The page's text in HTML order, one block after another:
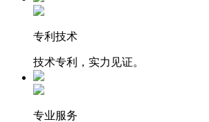
专利技术
技术专利，实力见证。
专业服务